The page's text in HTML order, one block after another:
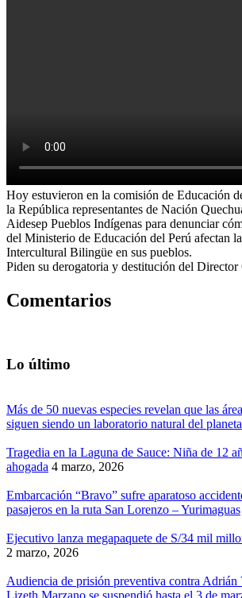
Hoy estuvieron en la comisión de Educación
la República representantes de Nación
Aidesep Pueblos Indígenas para denunciar
del Ministerio de Educación del Perú afectan
Intercultural Bilingüe en sus pueblos.
Piden su derogatoria y destitución del
Comentarios
Lo último
Más de 50 nuevas especies revelan que las
siguen siendo un laboratorio natural del planeta
Tragedia en la Laguna de Sauce: Niña de 12
ahogada 4 marzo, 2026
Embarcación “Bravo” sufre aparatoso
pasajeros en la ruta San Lorenzo – Yurimaguas
Ejecutivo lanza megapaquete de S/34 mil
2 marzo, 2026
Audiencia de prisión preventiva contra Adrián
Lizeth Marzano se suspendió hasta el 3 de